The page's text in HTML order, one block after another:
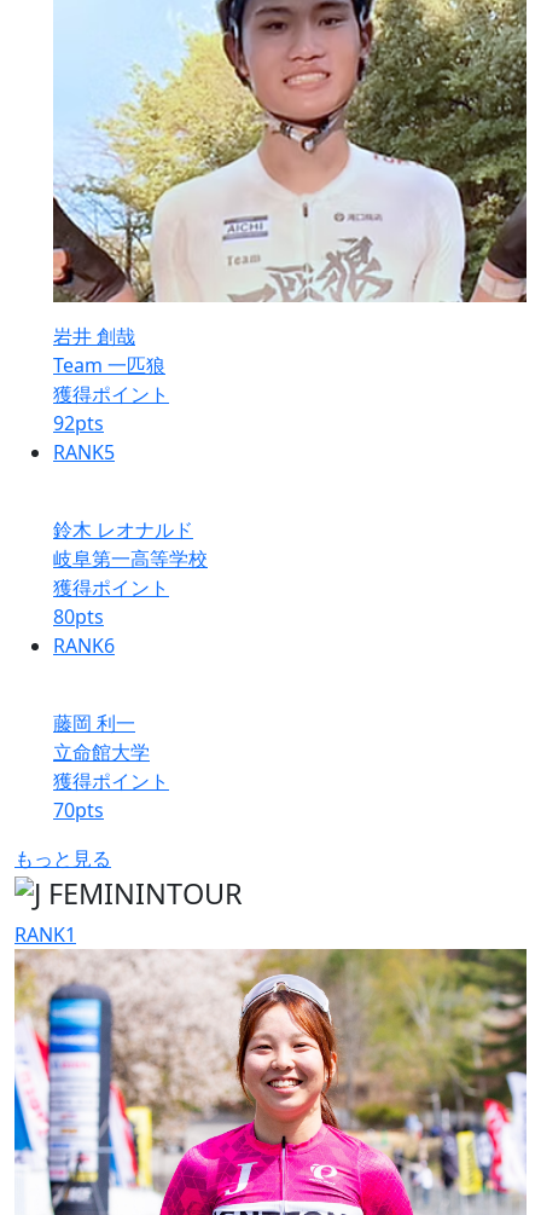
岩井 創哉
Team 一匹狼
獲得ポイント
92pts
RANK5
鈴木 レオナルド
岐阜第一高等学校
獲得ポイント
80pts
RANK6
藤岡 利一
立命館大学
獲得ポイント
70pts
もっと見る
RANK1